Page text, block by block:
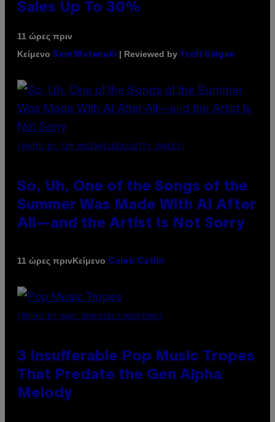
Sales Up To 30%
11 ώρες πριν
Κείμενο Sam Watanuki | Reviewed by Ysolt Usigan
(PHOTO BY TIM MOSENFELDER/GETTY IMAGES)
So, Uh, One of the Songs of the
Summer Was Made With AI After
All—and the Artist Is Not Sorry
11 ώρες πρινΚείμενο Caleb Catlin
(PHOTO BY MARC BROUSSELY/REDFERNS)
3 Insufferable Pop Music Tropes
That Predate the Gen Alpha
Melody